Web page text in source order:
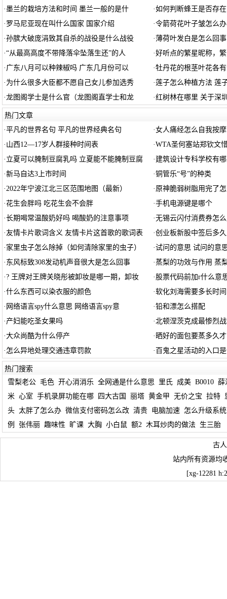
·墨兰的栽培方法和时间 墨兰一般的是什 ·如何判断蜂王是否存
· 罗马尼亚现在叫什么国家 国家介绍 ·令箭荷花叶子皱怎么
·孙膑大破庞涓致其自杀的战役是什么战役 ·薄荷叶发白是怎么回
·“从最高高度不带降落伞坠落生还”的人 ·好听点的繁星昵称，
· 广东八月可以种辣椒吗 广东几月份可以 ·牡丹花的根茎叶花各
· 为什么很多大臣都不愿自己女儿参加选秀 ·莲子怎么种植方法 莲
·龙图阁学士是什么官（龙图阁直学士和龙 ·红树林在哪里 关于深
热门文章
·平凡的世界名句 平凡的世界经典名句 ·女人痛经怎么自我按
· 山西12—17岁人群接种时间表 ·WTA圣何塞站郑钦文
· 立夏可以腌制豆腐乳吗 立夏能不能腌制豆腐 · 建筑设计专科学校有
·新马自达3上市时间 ·铜管乐“号”的种类
·2022年宁波江北三区范围地图（最新） · 原神脆弱树脂用完了
·花生会胖吗 吃花生会不会胖 ·手机电源键是哪个
·长期喝常温酸奶好吗 喝酸奶的注意事项 ·无锡云闪付消费券怎
· 友情卡片歌词含义 友情卡片这首歌的歌词表 ·创业板新股中签后多
· 家里虫子怎么除掉（如何清除家里的虫子） ·试问的意思 试问的意
· 东风标致308发动机声音很大是怎么回事 · 蒸梨的功效与作用 蒸
·? 王牌对王牌关晓彤被卸妆是哪一期，卸妆 · 股票代码前加r什么意
·什么东西可以染衣服的颜色 ·软化刘海需要多长时
· 网络语言spy什么意思 网络语言spy意 ·铅和漂怎么搭配
· 产妇能吃圣女果吗 ·北顿涅茨克成最惨烈
·大众尚酷为什么停产 · 晒好的面包要蒸多久
· 怎么异地处理交通违章罚款 · 百鬼之星活动的入口
热门搜索
雪梨老公
毛色 开心消消乐 全网通是什么意思 里氏 成美 B0010
薛
米 心室 手机录屏功能在哪 四大古国 丽塔 黄金甲 无价之宝 拉特
头 太胖了怎么办 微信支付密码怎么改 清贵 电脑加速
怎么升级系统
例
张伟丽 趣味性 旷课 大胸 小白鼠 额2 木耳炒肉的做法 生三胎
古
站内所有资源均
[xg-12281